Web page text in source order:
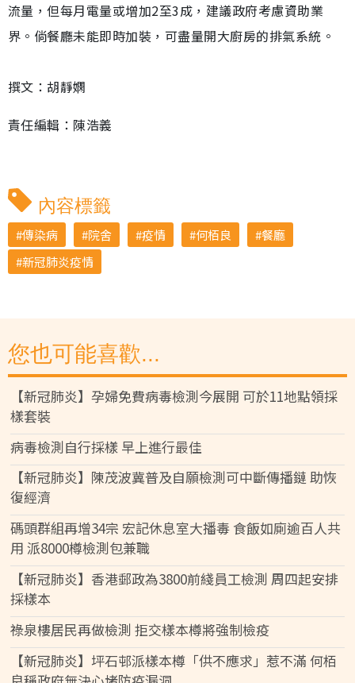
流量，但每月電量或增加2至3成，建議政府考慮資助業
界。倘餐廳未能即時加裝，可盡量開大廚房的排氣系統。
撰文：胡靜嫻
責任編輯：陳浩義
內容標籤
傳染病 院舍 疫情 何栢良
餐廳
新冠肺炎疫情
您也可能喜歡...
【新冠肺炎】孕婦免費病毒檢測今展開 可於11地點領採
樣套裝
病毒檢測自行採樣 早上進行最佳
【新冠肺炎】陳茂波冀普及自願檢測可中斷傳播鏈 助恢
復經濟
碼頭群組再增34宗 宏記休息室大播毒 食飯如廁逾百人共
用 派8000樽檢測包兼職
【新冠肺炎】香港郵政為3800前綫員工檢測 周四起安排
採樣本
祿泉樓居民再做檢測 拒交樣本樽將強制檢疫
【新冠肺炎】坪石邨派樣本樽「供不應求」惹不滿 何栢